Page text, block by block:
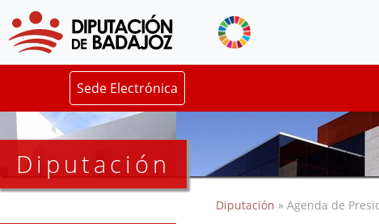
Sede Electrónica
Diputación
Diputación » Agenda de